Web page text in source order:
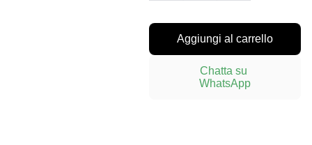
Aggiungi al carrello
Chatta su
WhatsApp